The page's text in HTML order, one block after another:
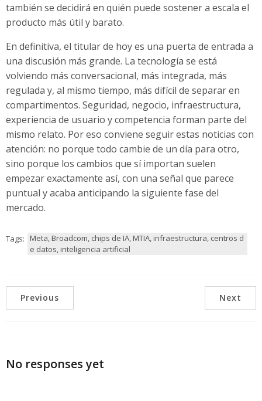
también se decidirá en quién puede sostener a escala el
producto más útil y barato.
En definitiva, el titular de hoy es una puerta de entrada a
una discusión más grande. La tecnología se está
volviendo más conversacional, más integrada, más
regulada y, al mismo tiempo, más difícil de separar en
compartimentos. Seguridad, negocio, infraestructura,
experiencia de usuario y competencia forman parte del
mismo relato. Por eso conviene seguir estas noticias con
atención: no porque todo cambie de un día para otro,
sino porque los cambios que sí importan suelen
empezar exactamente así, con una señal que parece
puntual y acaba anticipando la siguiente fase del
mercado.
Tags:
Meta, Broadcom, chips de IA, MTIA, infraestructura, centros d
e datos, inteligencia artificial
Previous Next
No responses yet